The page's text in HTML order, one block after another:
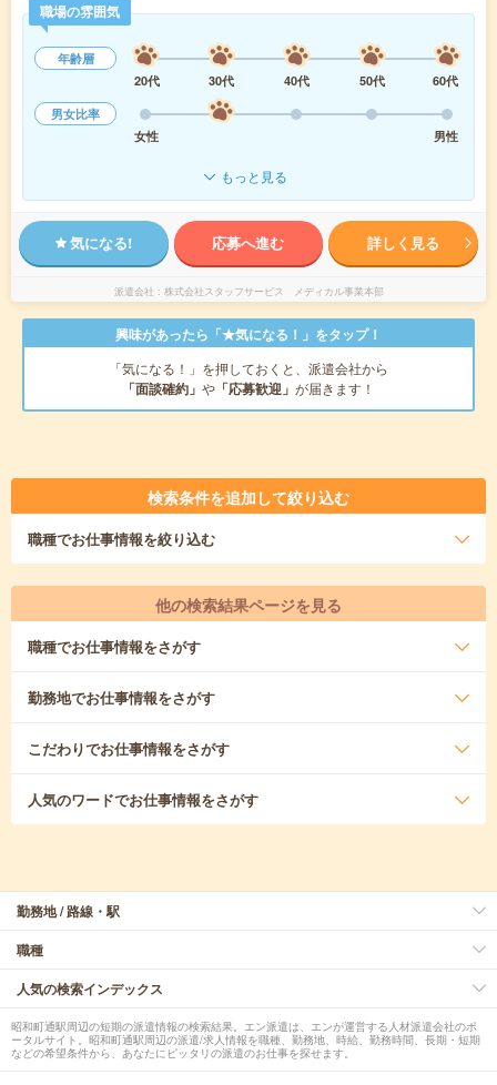
職場の雰囲気
年齢層
20代
30代 40代 50代
60代
男女比率
女性
男性
もっと見る
気になる! 応募へ進む 詳しく見る
派遣会社 株式会社スタッフサービス メディカル事業本部
興味があったら「★気になる！」をタップ！
「気になる！」を押しておくと、派遣会社から
「面談確約」 や 「応募歓迎」 が届きます！
検索条件を追加して絞り込む
職種でお仕事情報を絞り込む
他の検索結果ページを見る
職種でお仕事情報をさがす
勤務地でお仕事情報をさがす
こだわりでお仕事情報をさがす
人気のワードでお仕事情報をさがす
勤務地 / 路線・駅
職種
人気の検索インデックス
昭和町通駅周辺の短期の派遣情報の検索結果。エン派遣は、エンが運営する人材派遣会社のポ
ータルサイト。昭和町通駅周辺の派遣/求人情報を職種、勤務地、時給、勤務時間、長期・短期
などの希望条件から、あなたにピッタリの派遣のお仕事を探せます。